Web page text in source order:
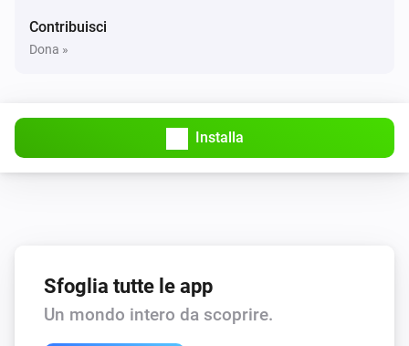
Contribuisci
Dona »
Installa
Sfoglia tutte le app
Un mondo intero da scoprire.